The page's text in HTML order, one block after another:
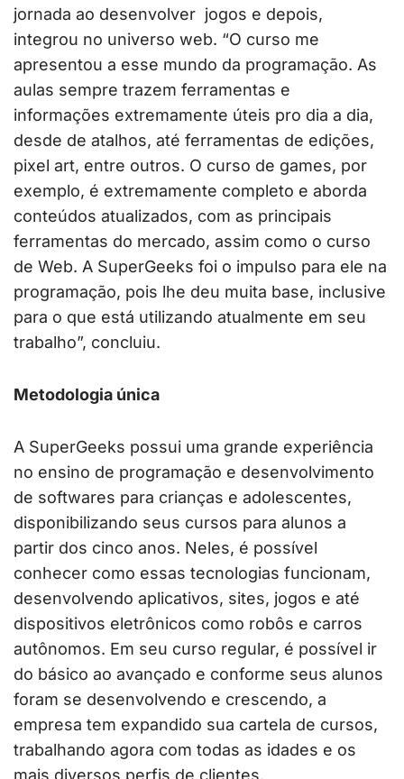
jornada ao desenvolver jogos e depois,
integrou no universo web. “O curso me
apresentou a esse mundo da programação. As
aulas sempre trazem ferramentas e
informações extremamente úteis pro dia a dia,
desde de atalhos, até ferramentas de edições,
pixel art, entre outros. O curso de games, por
exemplo, é extremamente completo e aborda
conteúdos atualizados, com as principais
ferramentas do mercado, assim como o curso
de Web. A SuperGeeks foi o impulso para ele na
programação, pois lhe deu muita base, inclusive
para o que está utilizando atualmente em seu
trabalho”, concluiu.
Metodologia única
A SuperGeeks possui uma grande experiência
no ensino de programação e desenvolvimento
de softwares para crianças e adolescentes,
disponibilizando seus cursos para alunos a
partir dos cinco anos. Neles, é possível
conhecer como essas tecnologias funcionam,
desenvolvendo aplicativos, sites, jogos e até
dispositivos eletrônicos como robôs e carros
autônomos. Em seu curso regular, é possível ir
do básico ao avançado e conforme seus alunos
foram se desenvolvendo e crescendo, a
empresa tem expandido sua cartela de cursos,
trabalhando agora com todas as idades e os
mais diversos perfis de clientes.